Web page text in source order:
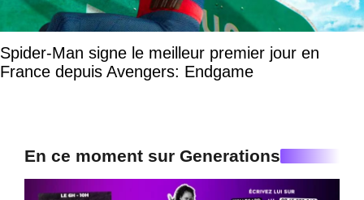
Spider-Man signe le meilleur premier jour en
France depuis Avengers: Endgame
En ce moment sur Generations